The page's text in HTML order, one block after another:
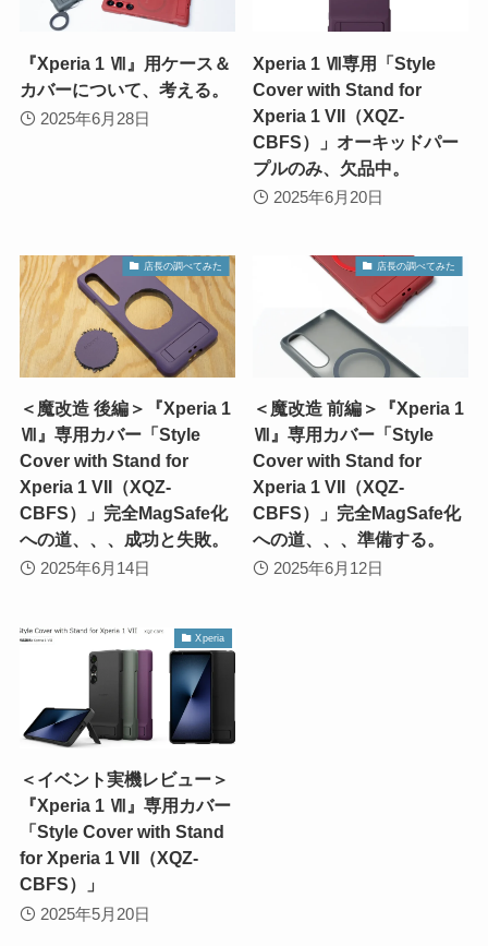
『Xperia 1 Ⅶ』用ケース＆
カバーについて、考える。
2025年6月28日
Xperia 1 Ⅶ専用「Style
Cover with Stand for
Xperia 1 VII（XQZ-
CBFS）」オーキッドパー
プルのみ、欠品中。
2025年6月20日
店長の調べてみた
＜魔改造 後編＞『Xperia 1
Ⅶ』専用カバー「Style
Cover with Stand for
Xperia 1 VII（XQZ-
CBFS）」完全MagSafe化
への道、、、成功と失敗。
2025年6月14日
店長の調べてみた
＜魔改造 前編＞『Xperia 1
Ⅶ』専用カバー「Style
Cover with Stand for
Xperia 1 VII（XQZ-
CBFS）」完全MagSafe化
への道、、、準備する。
2025年6月12日
Xperia
＜イベント実機レビュー＞
『Xperia 1 Ⅶ』専用カバー
「Style Cover with Stand
for Xperia 1 VII（XQZ-
CBFS）」
2025年5月20日